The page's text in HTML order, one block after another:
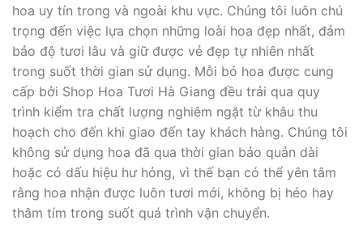
hoa uy tín trong và ngoài khu vực. Chúng tôi luôn chú
trọng đến việc lựa chọn những loài hoa đẹp nhất, đảm
bảo độ tươi lâu và giữ được vẻ đẹp tự nhiên nhất
trong suốt thời gian sử dụng. Mỗi bó hoa được cung
cấp bởi Shop Hoa Tươi Hà Giang đều trải qua quy
trình kiểm tra chất lượng nghiêm ngặt từ khâu thu
hoạch cho đến khi giao đến tay khách hàng. Chúng tôi
không sử dụng hoa đã qua thời gian bảo quản dài
hoặc có dấu hiệu hư hỏng, vì thế bạn có thể yên tâm
rằng hoa nhận được luôn tươi mới, không bị héo hay
thâm tím trong suốt quá trình vận chuyển.